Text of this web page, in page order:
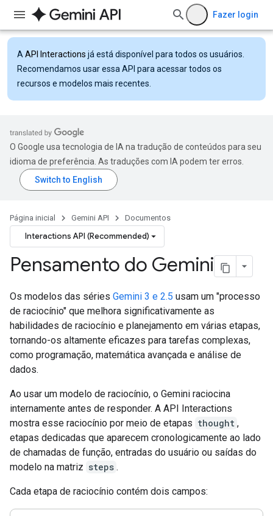
Fazer login
A API Interactions já está disponível para todos os usuários.
Recomendamos usar essa API para acessar todos os
recursos e modelos mais recentes.
O Google usa tecnologia de IA na tradução de conteúdos para seu
idioma de preferência. As traduções com IA podem ter erros.
Página inicial Gemini API Documentos
Interactions API (Recommended)
Pensamento do Gemini
Os modelos das séries Gemini 3 e 2.5 usam um "processo
de raciocínio" que melhora significativamente as
habilidades de raciocínio e planejamento em várias etapas,
tornando-os altamente eficazes para tarefas complexas,
como programação, matemática avançada e análise de
dados.
Ao usar um modelo de raciocínio, o Gemini raciocina
internamente antes de responder. A API Interactions
mostra esse raciocínio por meio de etapas thought ,
etapas dedicadas que aparecem cronologicamente ao lado
de chamadas de função, entradas do usuário ou saídas do
modelo na matriz steps .
Cada etapa de raciocínio contém dois campos: